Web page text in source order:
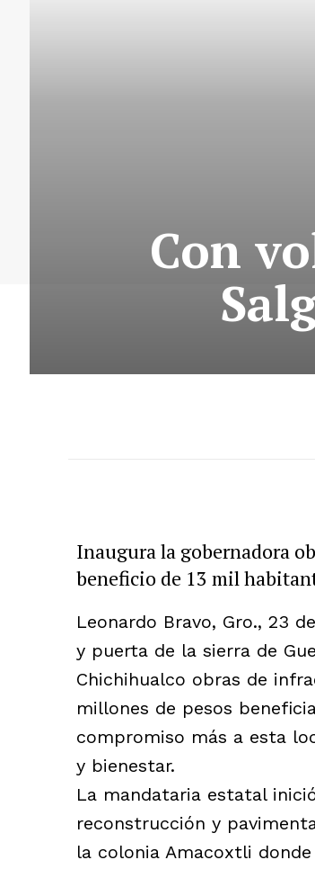
Con
Inaugura la gobernadora
beneficio de 13 mil
Leonardo Bravo, Gro., 23
y puerta de la sierra de
Chichihualco obras de
millones de pesos
compromiso más a esta
y bienestar.
La mandataria estatal
reconstrucción y
la colonia Amacoxtli